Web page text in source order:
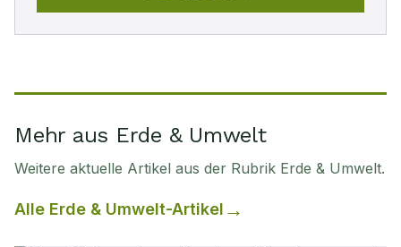
Mehr aus Erde & Umwelt
Weitere aktuelle Artikel aus der Rubrik Erde & Umwelt.
Alle Erde & Umwelt-Artikel